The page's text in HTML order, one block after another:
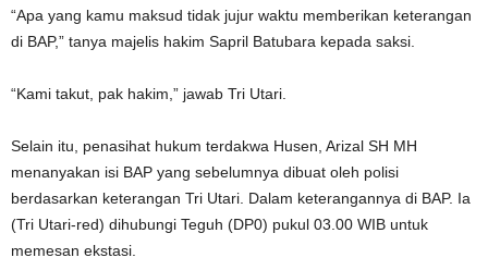
“Apa yang kamu maksud tidak jujur waktu memberikan keterangan
di BAP,” tanya majelis hakim Sapril Batubara kepada saksi.
“Kami takut, pak hakim,” jawab Tri Utari.
Selain itu, penasihat hukum terdakwa Husen, Arizal SH MH
menanyakan isi BAP yang sebelumnya dibuat oleh polisi
berdasarkan keterangan Tri Utari. Dalam keterangannya di BAP. Ia
(Tri Utari-red) dihubungi Teguh (DP0) pukul 03.00 WIB untuk
memesan ekstasi.